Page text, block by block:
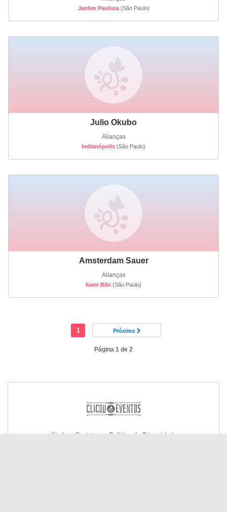
Jardim Paulista(São Paulo)
Julio Okubo
Alianças
Indianópolis (São Paulo)
Amsterdam Sauer
Alianças
Itaim Bibi (São Paulo)
1 Próximo
Página 1 de 2
Ajuda e Contato Política de Privacidade